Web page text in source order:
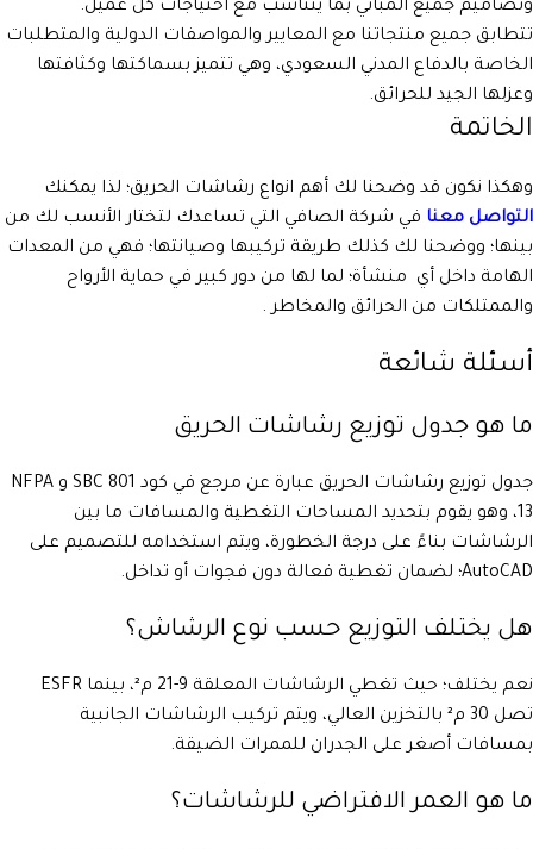
وتصاميم جميع المباني بما يتناسب مع احتياجات كل عميل.
تتطابق جميع منتجاتنا مع المعايير والمواصفات الدولية والمتطلبات
الخاصة بالدفاع المدني السعودي، وهي تتميز بسماكتها وكثافتها
وعزلها الجيد للحرائق.
الخاتمة
وهكذا نكون قد وضحنا لك أهم انواع رشاشات الحريق؛ لذا يمكنك
التواصل معنا في شركة الصافي التي تساعدك لتختار الأنسب لك من
بينها؛ ووضحنا لك كذلك طريقة تركيبها وصيانتها؛ فهي من المعدات
الهامة داخل أي منشأة؛ لما لها من دور كبير في حماية الأرواح
والممتلكات من الحرائق والمخاطر .
أسئلة شائعة
ما هو جدول توزيع رشاشات الحريق
جدول توزيع رشاشات الحريق عبارة عن مرجع في كود SBC 801 و NFPA
13، وهو يقوم بتحديد المساحات التغطية والمسافات ما بين
الرشاشات بناءً على درجة الخطورة، ويتم استخدامه للتصميم على
AutoCAD؛ لضمان تغطية فعالة دون فجوات أو تداخل.
هل يختلف التوزيع حسب نوع الرشاش؟
نعم يختلف؛ حيث تغطي الرشاشات المعلقة 9-21 م²، بينما ESFR
تصل 30 م² بالتخزين العالي، ويتم تركيب الرشاشات الجانبية
بمسافات أصغر على الجدران للممرات الضيقة.
ما هو العمر الافتراضي للرشاشات؟